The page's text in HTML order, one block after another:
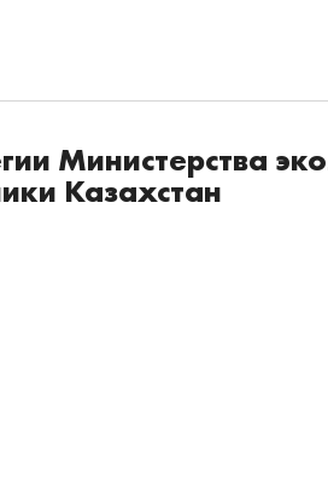
Министерства
Казахстан